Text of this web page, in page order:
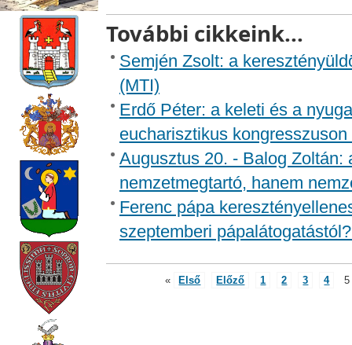
További cikkeink...
Semjén Zsolt: a
(MTI)
Erdő Péter: a keleti és a
eucharisztikus kongresszuson
Augusztus 20. - Balog Zoltán:
nemzetmegtartó, hanem
Ferenc pápa
szeptemberi
« Első Előző 1 2 3 4 5